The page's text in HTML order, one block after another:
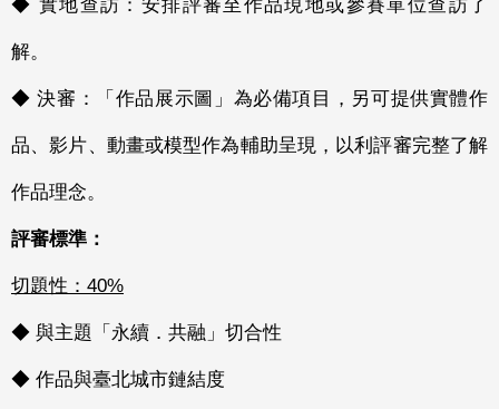
◆ 實地查訪：安排評審至作品現地或參賽單位查訪了
解。
◆ 決審：「作品展示圖」為必備項目，另可提供實體作
品、影片、動畫或模型作為輔助呈現，以利評審完整了解
作品理念。
評審標準：
切題性：40%
◆ 與主題「永續．共融」切合性
◆ 作品與臺北城市鏈結度